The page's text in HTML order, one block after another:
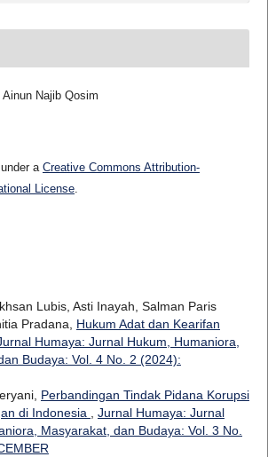
Najib Qosim
a Creative Commons Attribution-
License.
Lubis, Asti Inayah, Salman Paris
Pradana, Hukum Adat dan Kearifan
Humaya: Jurnal Hukum, Humaniora,
Budaya: Vol. 4 No. 2 (2024):
Perbandingan Tindak Pidana Korupsi
di Indonesia
Jurnal Humaya: Jurnal
Masyarakat, dan Budaya: Vol. 3 No.